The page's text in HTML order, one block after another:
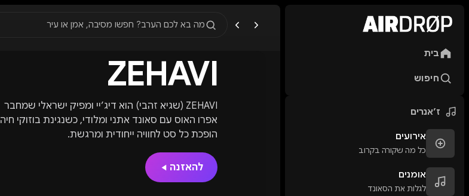
בית
חיפוש
ז׳אנרים
אירועים
כל מה שקורה בקרוב
אומנים
לגלות את הסאונד
מה בא לכם הערב? חפשו מסיבה, אמן או עיר
ZEHAVI
ZEHAVI (שגיא זהבי) הוא דיג’יי ומפיק ישראלי שמחבר
אפרו האוס עם סאונד אתני ומלודי, כשנגינת בוזוקי חיה
הופכת כל סט לחוויה ייחודית ומרגשת.
להאזנה
מועדונים ✈️ חו״ל 🔥